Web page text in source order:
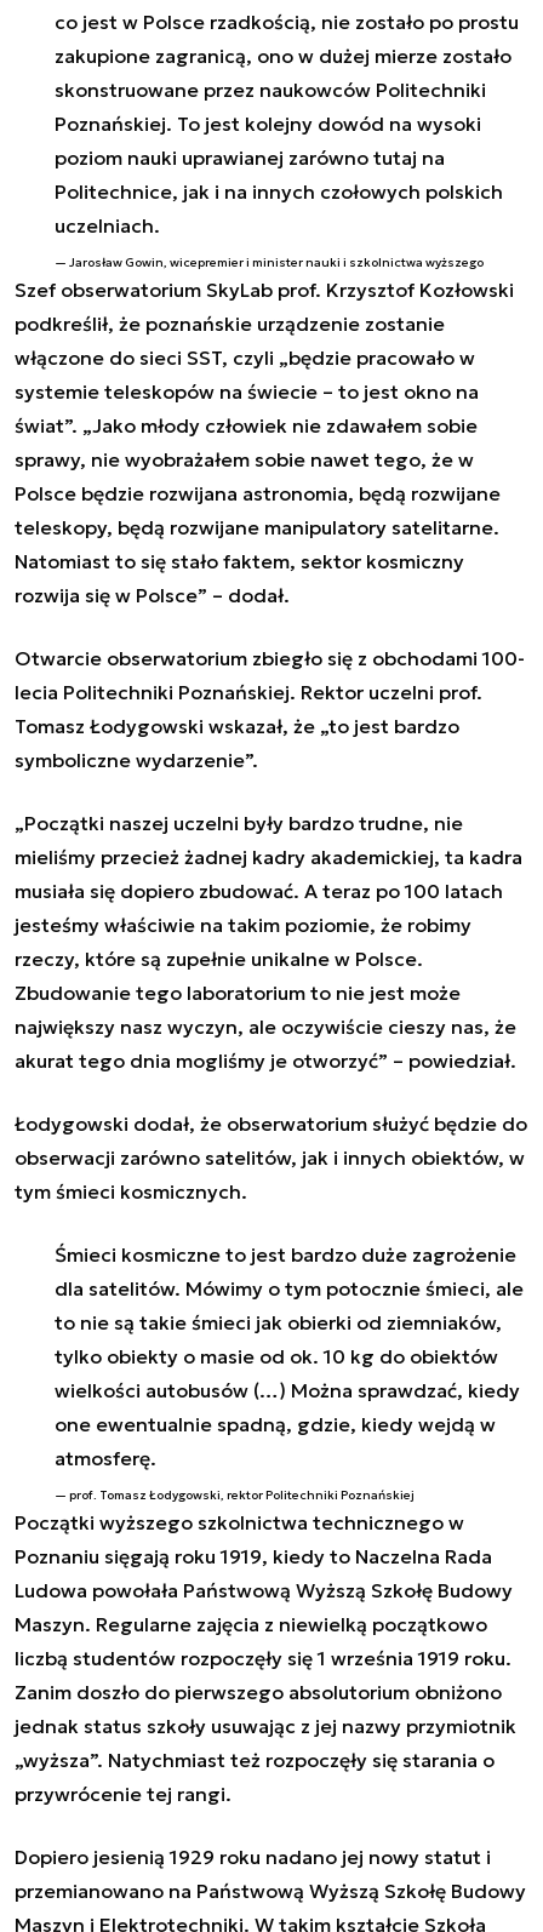
co jest w Polsce rzadkością, nie zostało po prostu
zakupione zagranicą, ono w dużej mierze zostało
skonstruowane przez naukowców Politechniki
Poznańskiej. To jest kolejny dowód na wysoki
poziom nauki uprawianej zarówno tutaj na
Politechnice, jak i na innych czołowych polskich
uczelniach.
Jarosław Gowin, wicepremier i minister nauki i szkolnictwa wyższego
Szef obserwatorium SkyLab prof. Krzysztof Kozłowski
podkreślił, że poznańskie urządzenie zostanie
włączone do sieci SST, czyli „będzie pracowało w
systemie teleskopów na świecie – to jest okno na
świat”. „Jako młody człowiek nie zdawałem sobie
sprawy, nie wyobrażałem sobie nawet tego, że w
Polsce będzie rozwijana astronomia, będą rozwijane
teleskopy, będą rozwijane manipulatory satelitarne.
Natomiast to się stało faktem, sektor kosmiczny
rozwija się w Polsce” – dodał.
Otwarcie obserwatorium zbiegło się z obchodami 100-
lecia Politechniki Poznańskiej. Rektor uczelni prof.
Tomasz Łodygowski wskazał, że „to jest bardzo
symboliczne wydarzenie”.
„Początki naszej uczelni były bardzo trudne, nie
mieliśmy przecież żadnej kadry akademickiej, ta kadra
musiała się dopiero zbudować. A teraz po 100 latach
jesteśmy właściwie na takim poziomie, że robimy
rzeczy, które są zupełnie unikalne w Polsce.
Zbudowanie tego laboratorium to nie jest może
największy nasz wyczyn, ale oczywiście cieszy nas, że
akurat tego dnia mogliśmy je otworzyć” – powiedział.
Łodygowski dodał, że obserwatorium służyć będzie do
obserwacji zarówno satelitów, jak i innych obiektów, w
tym śmieci kosmicznych.
Śmieci kosmiczne to jest bardzo duże zagrożenie
dla satelitów. Mówimy o tym potocznie śmieci, ale
to nie są takie śmieci jak obierki od ziemniaków,
tylko obiekty o masie od ok. 10 kg do obiektów
wielkości autobusów (…) Można sprawdzać, kiedy
one ewentualnie spadną, gdzie, kiedy wejdą w
atmosferę.
prof. Tomasz Łodygowski, rektor Politechniki Poznańskiej
Początki wyższego szkolnictwa technicznego w
Poznaniu sięgają roku 1919, kiedy to Naczelna Rada
Ludowa powołała Państwową Wyższą Szkołę Budowy
Maszyn. Regularne zajęcia z niewielką początkowo
liczbą studentów rozpoczęły się 1 września 1919 roku.
Zanim doszło do pierwszego absolutorium obniżono
jednak status szkoły usuwając z jej nazwy przymiotnik
„wyższa”. Natychmiast też rozpoczęły się starania o
przywrócenie tej rangi.
Dopiero jesienią 1929 roku nadano jej nowy statut i
przemianowano na Państwową Wyższą Szkołę Budowy
Maszyn i Elektrotechniki. W takim kształcie Szkoła